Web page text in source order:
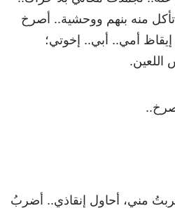
منه بنهم ووحشية.. أصرخ
أمي.. أبي.. إخوتي؛
اللعين.
مني، أحاول إنقاذي.. أضربُ